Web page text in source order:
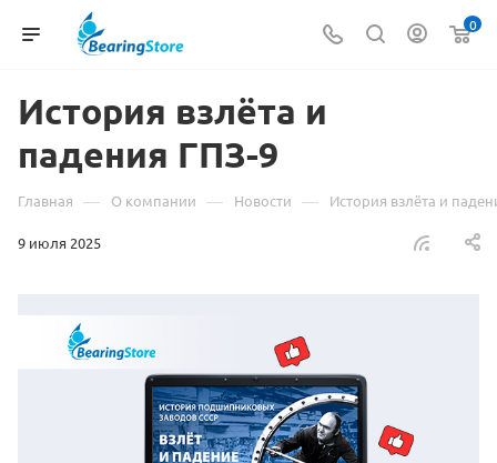
0
История взлёта и
падения ГПЗ-9
Главная — О компании — Новости — История взлёта и
9 июля 2025